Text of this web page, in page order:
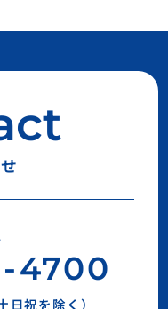
-4700
祝を除く）